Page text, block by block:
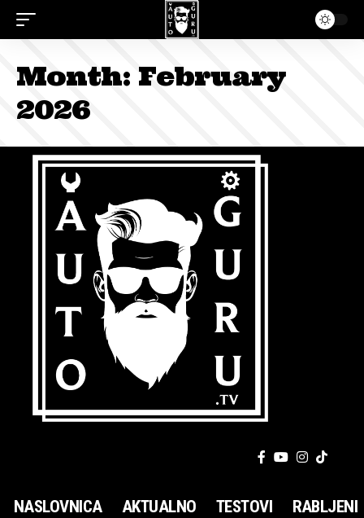
Month: February
2026
NASLOVNICA AKTUALNO TESTOVI
RABLJENI